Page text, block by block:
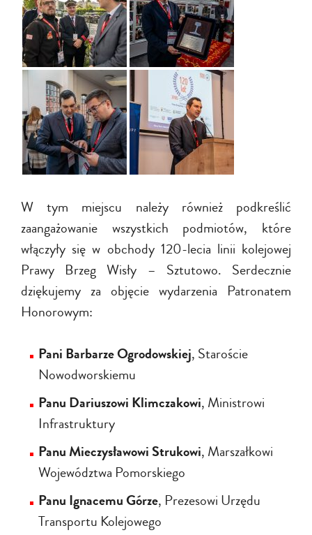
W tym miejscu należy również podkreślić
zaangażowanie wszystkich podmiotów, które
włączyły się w obchody 120-lecia linii kolejowej
Prawy Brzeg Wisły – Sztutowo. Serdecznie
dziękujemy za objęcie wydarzenia Patronatem
Honorowym:
Pani Barbarze Ogrodowskiej, Staroście
Nowodworskiemu
Panu Dariuszowi Klimczakowi, Ministrowi
Infrastruktury
Panu Mieczysławowi Strukowi, Marszałkowi
Województwa Pomorskiego
Panu Ignacemu Górze, Prezesowi Urzędu
Transportu Kolejowego